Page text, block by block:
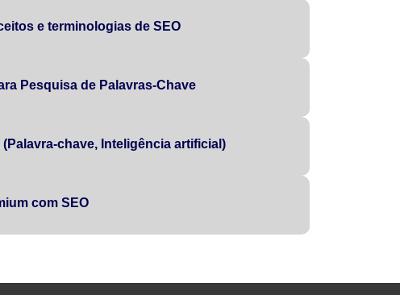
e terminologias de SEO
Pesquisa de Palavras-Chave
(Palavra-chave, Inteligência artificial)
com SEO